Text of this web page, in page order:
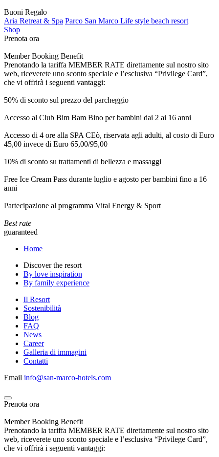
Buoni Regalo
Aria Retreat & Spa Parco San Marco Life style beach resort
Shop
Prenota ora
Member Booking Benefit
Prenotando la tariffa MEMBER RATE direttamente sul nostro sito
web, riceverete uno sconto speciale e l’esclusiva “Privilege Card”,
che vi offrirà i seguenti vantaggi:
50% di sconto sul prezzo del parcheggio
Accesso al Club Bim Bam Bino per bambini dai 2 ai 16 anni
Accesso di 4 ore alla SPA CEò, riservata agli adulti, al costo di Euro
45,00 invece di Euro 65,00/95,00
10% di sconto su trattamenti di bellezza e massaggi
Free Ice Cream Pass durante luglio e agosto per bambini fino a 16
anni
Partecipazione al programma Vital Energy & Sport
Best rate
guaranteed
Home
Discover the resort
By love inspiration
By family experience
Il Resort
Sostenibilità
Blog
FAQ
News
Career
Galleria di immagini
Contatti
Email info@san-marco-hotels.com
Prenota ora
Member Booking Benefit
Prenotando la tariffa MEMBER RATE direttamente sul nostro sito
web, riceverete uno sconto speciale e l’esclusiva “Privilege Card”,
che vi offrirà i seguenti vantaggi: